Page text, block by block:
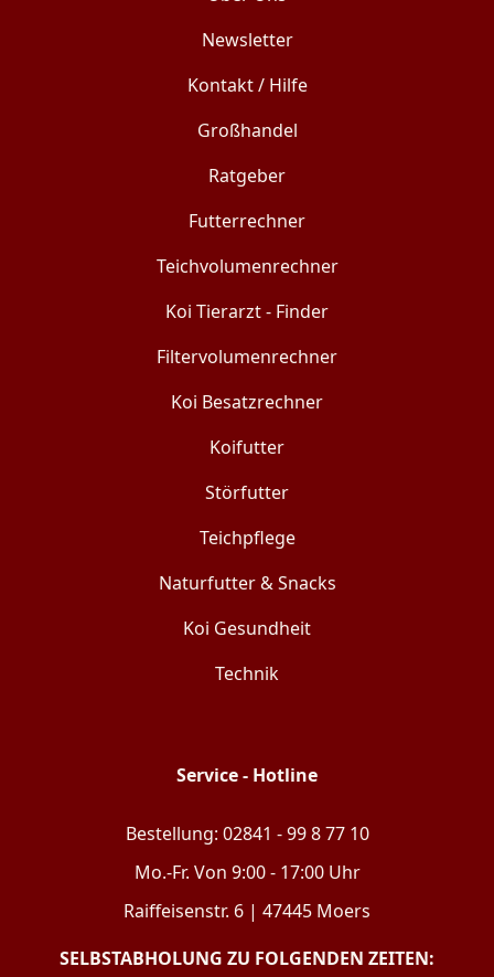
Newsletter
Kontakt / Hilfe
Großhandel
Ratgeber
Futterrechner
Teichvolumenrechner
Koi Tierarzt - Finder
Filtervolumenrechner
Koi Besatzrechner
Koifutter
Störfutter
Teichpflege
Naturfutter & Snacks
Koi Gesundheit
Technik
Service - Hotline
Bestellung: 02841 - 99 8 77 10
Mo.-Fr. Von 9:00 - 17:00 Uhr
Raiffeisenstr. 6 | 47445 Moers
SELBSTABHOLUNG ZU FOLGENDEN ZEITEN: